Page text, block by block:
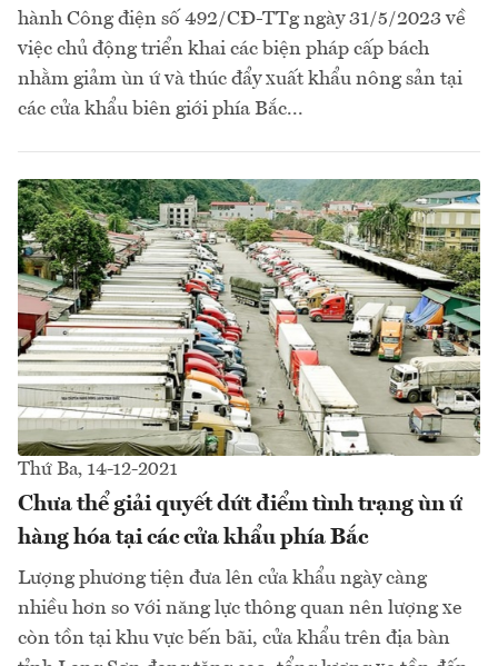
hành Công điện số 492/CĐ-TTg ngày 31/5/2023 về
việc chủ động triển khai các biện pháp cấp bách
nhằm giảm ùn ứ và thúc đẩy xuất khẩu nông sản tại
các cửa khẩu biên giới phía Bắc...
Thứ Ba, 14-12-2021
Chưa thể giải quyết dứt điểm tình trạng ùn ứ
hàng hóa tại các cửa khẩu phía Bắc
Lượng phương tiện đưa lên cửa khẩu ngày càng
nhiều hơn so với năng lực thông quan nên lượng xe
còn tồn tại khu vực bến bãi, cửa khẩu trên địa bàn